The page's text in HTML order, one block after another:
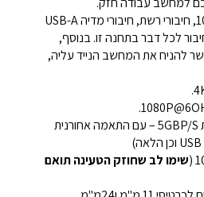
ריבוי מסכים, טעינה 100W, חיבורי רשת, חיבורי מדיה USB-A
לכל דבר בתחנה זו. בנוסף,
להניח את המחשב הנייד עליה,
3 חיבורי USB-A במהירות 5GBP/S – עם התאמה אחורנית
שימו לב שחוזק הטעינה תואם